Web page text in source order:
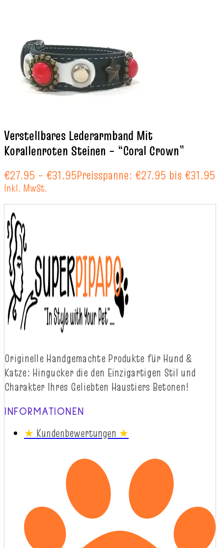
Verstellbares Lederarmband Mit
Korallenroten Steinen – “Coral Crown”
€27.95 – €31.95Preisspanne: €27.95 bis €31.95
Inkl. MwSt.
Originelle Handgemachte Produkte für Hund &
Katze: Hingucker die den Einzigartigen Stil und
Charakter Ihres Geliebten Haustiers Betonen!
INFORMATIONEN
★ Kundenbewertungen ★